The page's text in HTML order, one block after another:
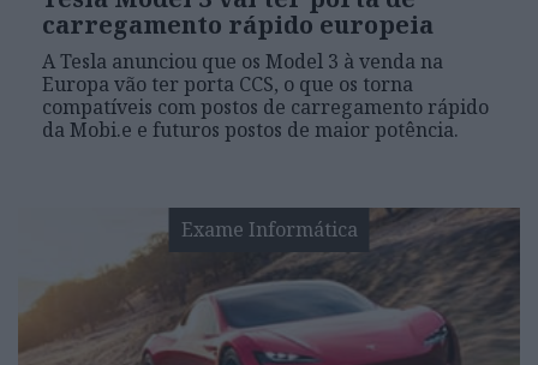
carregamento rápido europeia
A Tesla anunciou que os Model 3 à venda na
Europa vão ter porta CCS, o que os torna
compatíveis com postos de carregamento rápido
da Mobi.e e futuros postos de maior potência.
Exame Informática